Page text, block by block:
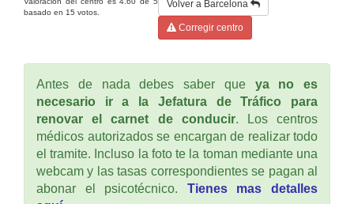
basado en 15 votos.
Volver a Barcelona
Corregir centro
Antes de nada debes saber que ya no es
necesario ir a la Jefatura de Tráfico para
renovar el carnet de conducir. Los centros
médicos autorizados se encargan de realizar todo
el tramite. Incluso la foto te la toman mediante una
webcam y las tasas correspondientes se pagan al
abonar el psicotécnico. Tienes mas detalles